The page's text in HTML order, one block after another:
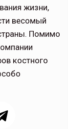
жизни,
весомый
Помимо
костного